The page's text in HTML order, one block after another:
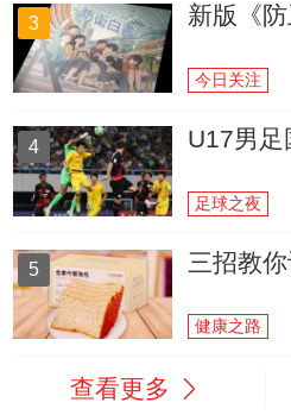
3 新版《
今日关注
4 U17男足
足球之夜
5 三招教
健康之路
查看更多